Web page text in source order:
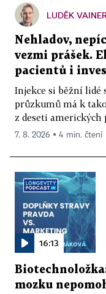
LUDĚK
Nehladov,
vezmi prášek.
pacientů i
Injekce si běžní lidé
průzkumů má k
z deseti amerických
7. 8. 2026 ▪ 4 min. čtení
16:13
mozku